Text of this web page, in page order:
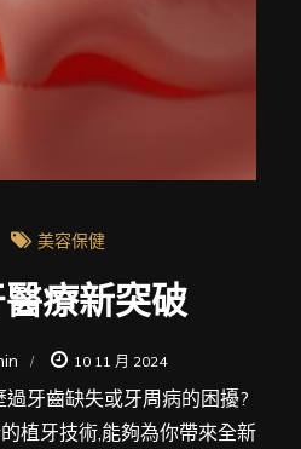
美容保健
療新突破
10 11 月 2024
牙齒缺失或牙周病的困擾?
植牙技術,能夠為你帶來全新